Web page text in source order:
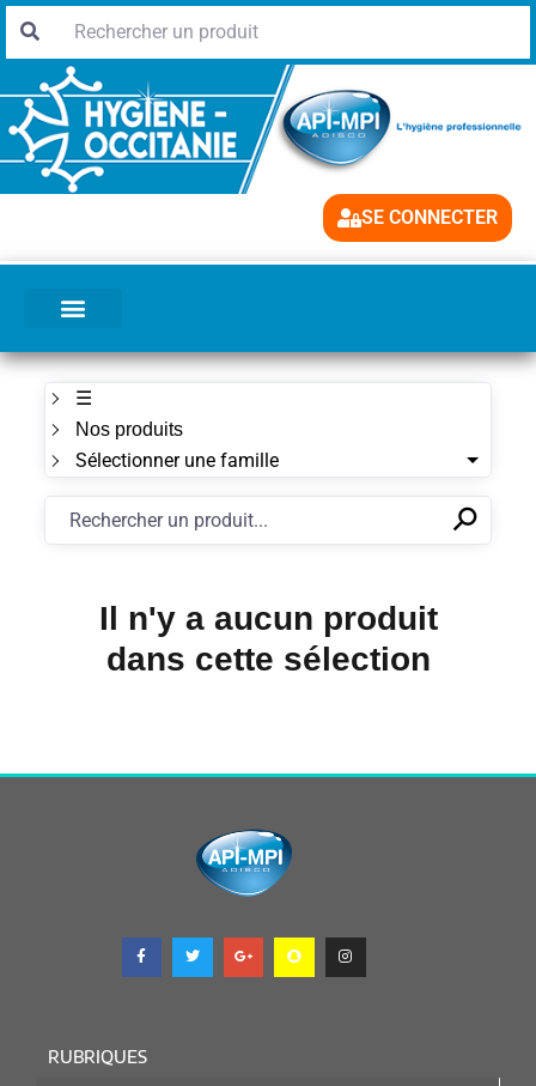
SE CONNECTER
☰
Nos produits
Sélectionner une famille
✕⚲
Il n'y a aucun produit
dans cette sélection
RUBRIQUES